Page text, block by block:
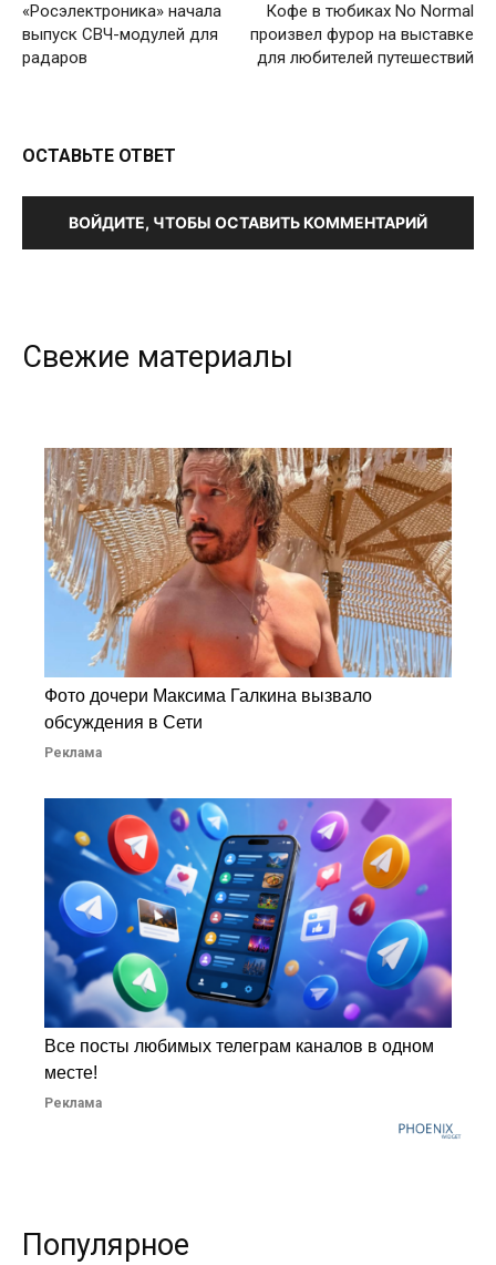
«Росэлектроника» начала
выпуск СВЧ-модулей для
радаров
Кофе в тюбиках No Normal
произвел фурор на выставке
для любителей путешествий
ОСТАВЬТЕ ОТВЕТ
ВОЙДИТЕ, ЧТОБЫ ОСТАВИТЬ КОММЕНТАРИЙ
Свежие материалы
Фото дочери Максима Галкина вызвало
обсуждения в Сети
Реклама
Все посты любимых телеграм каналов в одном
месте!
Реклама
Популярное